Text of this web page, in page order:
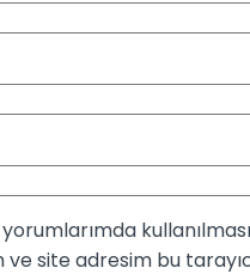
site adresim bu